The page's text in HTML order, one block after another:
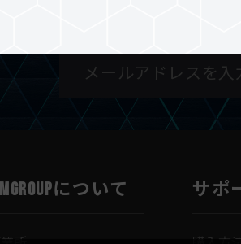
について サポ